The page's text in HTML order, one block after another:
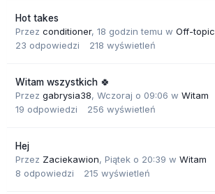
Hot takes
Przez conditioner, 18 godzin temu w Off-topic
23 odpowiedzi 218 wyświetleń
Witam wszystkich 🍀
Przez gabrysia38, Wczoraj o 09:06 w Witam
19 odpowiedzi 256 wyświetleń
Hej
Przez Zaciekawion, Piątek o 20:39 w Witam
8 odpowiedzi 215 wyświetleń